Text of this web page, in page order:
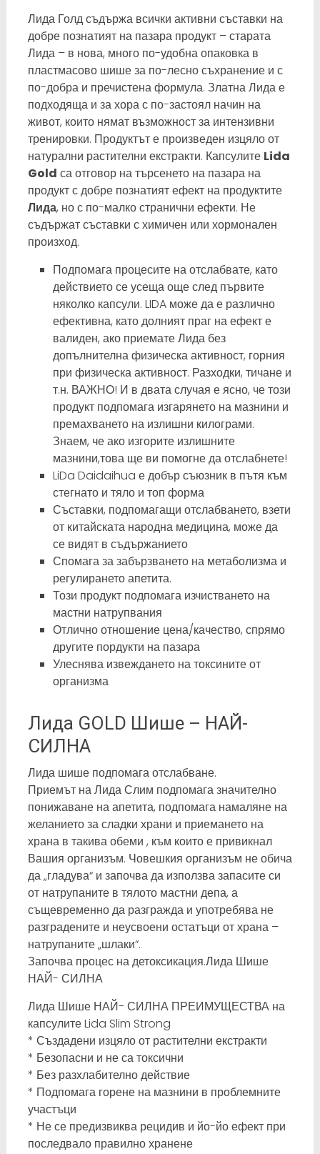
Лида Голд съдържа всички активни съставки на
добре познатият на пазара продукт – старата
Лида – в нова, много по-удобна опаковка в
пластмасово шише за по-лесно съхранение и с
по-добра и пречистена формула. Златна Лида е
подходяща и за хора с по-застоял начин на
живот, които нямат възможност за интензивни
тренировки. Продуктът е произведен изцяло от
натурални растителни екстракти. Капсулите Lida
Gold са отговор на търсенето на пазара на
продукт с добре познатият ефект на продуктите
Лида, но с по-малко странични ефекти. Не
съдържат съставки с химичен или хормонален
произход.
Подпомага процесите на отслабвате, като
действието се усеща още след първите
няколко капсули. LIDA може да е различно
ефективна, като долният праг на ефект е
валиден, ако приемате Лида без
допълнителна физическа активност, горния
при физическа активност. Разходки, тичане и
т.н. ВАЖНО! И в двата случая е ясно, че този
продукт подпомага изгарянето на мазнини и
премахването на излишни килограми.
Знаем, че ако изгорите излишните
мазнини,това ще ви помогне да отслабнете!
LiDa Daidaihua е добър съюзник в пътя към
стегнато и тяло и топ форма
Съставки, подпомагащи отслабването, взети
от китайската народна медицина, може да
се видят в съдържанието
Спомага за забързването на метаболизма и
регулирането апетита.
Този продукт подпомага изчистването на
мастни натрупвания
Отлично отношение цена/качество, спрямо
другите пордукти на пазара
Улеснява извеждането на токсините от
организма
Лида GOLD Шише – НАЙ-
СИЛНА
Лида шише подпомага отслабване.
Приемът на Лида Слим подпомага значително
понижаване на апетита, подпомага намаляне на
желанието за сладки храни и приемането на
храна в такива обеми , към които е привикнал
Вашия организъм. Човешкия организъм не обича
да „гладува“ и започва да използва запасите си
от натрупаните в тялото мастни депа, а
същевременно да разгражда и употребява не
разградените и неусвоени остатъци от храна –
натрупаните „шлаки“.
Започва процес на детоксикация.Лида Шише
НАЙ- СИЛНА
Лида Шише НАЙ- СИЛНА ПРЕИМУЩЕСТВА на
капсулите Lida Slim Strong
* Създадени изцяло от растителни екстракти
* Безопасни и не са токсични
* Без разхлабително действие
* Подпомага горене на мазнини в проблемните
участъци
* Не се предизвиква рецидив и йо-йо ефект при
последвало правилно хранене